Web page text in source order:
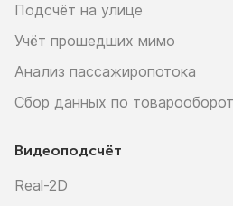
Подсчёт на улице
Учёт прошедших мимо
Анализ пассажиропотока
Сбор данных по
Видеоподсчёт
Real-2D